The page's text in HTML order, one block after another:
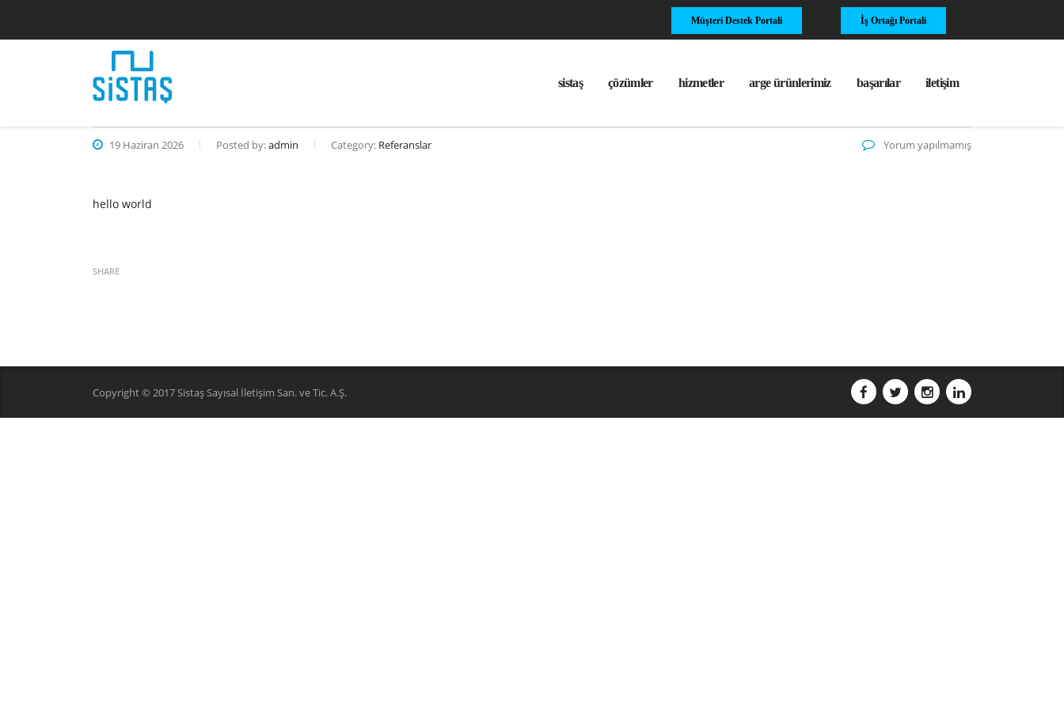
Müşteri Destek Portali İş Ortağı Portali
sistaş çözümler hizmetler arge ürünlerimiz başarılar i̇letişim
19 Haziran 2026 Posted by:admin Category: Referanslar Yorum yapılmamış
hello world
SHARE
Copyright © 2017 Sistaş Sayısal İletişim San. ve Tic. A.Ş.